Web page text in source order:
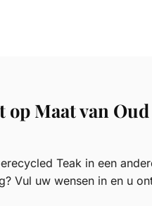
Maat van
Teak in een
Vul uw wensen in en u